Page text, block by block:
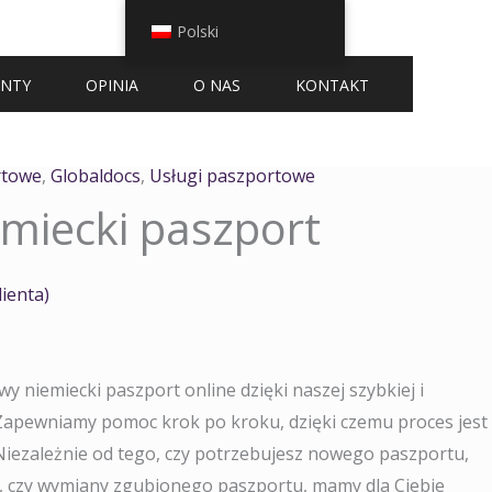
OPINIA O NAS KONTAKT
, Globaldocs, Usługi paszportowe
paszport
niemiecki paszport online dzięki naszej szybkiej i
pomoc krok po kroku, dzięki czemu proces jest
od tego, czy potrzebujesz nowego paszportu,
wymiany zgubionego paszportu, mamy dla Ciebie
Polski